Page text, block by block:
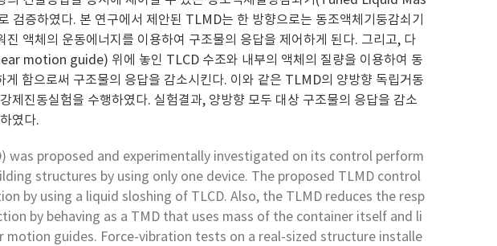
증하였다. 본 연구에서 제안된 TLMD는 한 방향으로는 동조액체기둥감쇠기
액체의 운동에너지를 이용하여 구조물의 응답을 제어하게 된다. 그리고, 다
motion guide) 위에 놓인 TLCD 수조와 내부의 액체의 질량을 이용하여 동
함으로써 구조물의 응답을 감소시킨다. 이와 같은 TLMD의 양방향 독립거동
제진동실험을 수행하였다. 실험결과, 양방향 모두 대상 구조물의 응답을 감소
였다.
was proposed and experimentally investigated on its control perform
structures by using only one device. The proposed TLMD control
by using a liquid sloshing of TLCD. Also, the TLMD reduces the resp
by behaving as a TMD that uses mass of the container itself and li
motion guides. Force-vibration tests on a real-sized structure installe